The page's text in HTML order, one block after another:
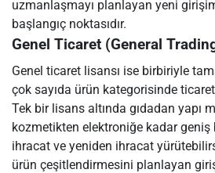
uzmanlaşmayı planlayan yeni
başlangıç noktasıdır.
Genel Ticaret (General
Genel ticaret lisansı ise birbiriyle
çok sayıda ürün kategorisinde
Tek bir lisans altında gıdadan yapı
kozmetikten elektroniğe kadar
ihracat ve yeniden ihracat
ürün çeşitlendirmesini planlayan